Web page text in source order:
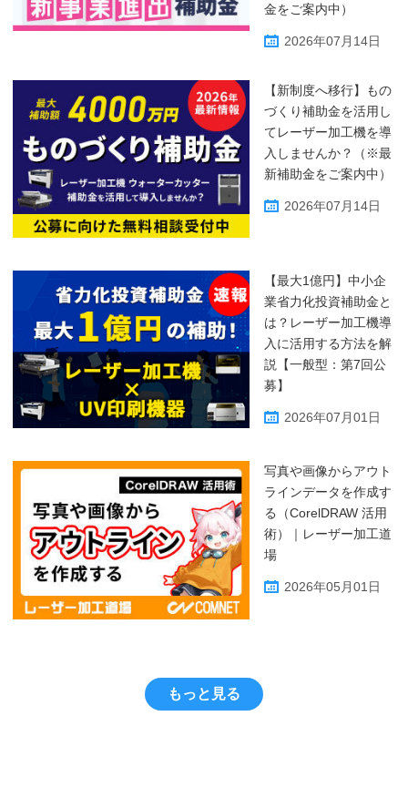
金をご案内中）
2026年07月14日
【新制度へ移行】もの
づくり補助金を活用し
てレーザー加工機を導
入しませんか？（※最
新補助金をご案内中）
2026年07月14日
【最大1億円】中小企
業省力化投資補助金と
は？レーザー加工機導
入に活用する方法を解
説【一般型：第7回公
募】
2026年07月01日
写真や画像からアウト
ラインデータを作成す
る（CorelDRAW 活用
術）｜レーザー加工道
場
2026年05月01日
もっと見る